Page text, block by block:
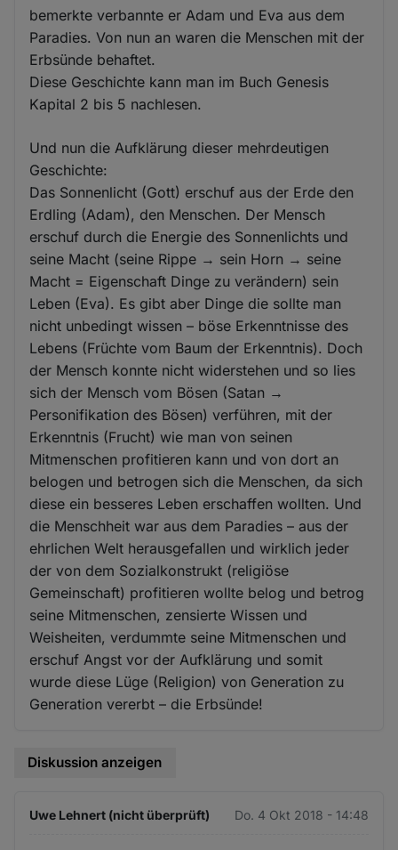
bemerkte verbannte er Adam und Eva aus dem
Paradies. Von nun an waren die Menschen mit der
Erbsünde behaftet.
Diese Geschichte kann man im Buch Genesis
Kapital 2 bis 5 nachlesen.
Und nun die Aufklärung dieser mehrdeutigen
Geschichte:
Das Sonnenlicht (Gott) erschuf aus der Erde den
Erdling (Adam), den Menschen. Der Mensch
erschuf durch die Energie des Sonnenlichts und
seine Macht (seine Rippe → sein Horn → seine
Macht = Eigenschaft Dinge zu verändern) sein
Leben (Eva). Es gibt aber Dinge die sollte man
nicht unbedingt wissen – böse Erkenntnisse des
Lebens (Früchte vom Baum der Erkenntnis). Doch
der Mensch konnte nicht widerstehen und so lies
sich der Mensch vom Bösen (Satan →
Personifikation des Bösen) verführen, mit der
Erkenntnis (Frucht) wie man von seinen
Mitmenschen profitieren kann und von dort an
belogen und betrogen sich die Menschen, da sich
diese ein besseres Leben erschaffen wollten. Und
die Menschheit war aus dem Paradies – aus der
ehrlichen Welt herausgefallen und wirklich jeder
der von dem Sozialkonstrukt (religiöse
Gemeinschaft) profitieren wollte belog und betrog
seine Mitmenschen, zensierte Wissen und
Weisheiten, verdummte seine Mitmenschen und
erschuf Angst vor der Aufklärung und somit
wurde diese Lüge (Religion) von Generation zu
Generation vererbt – die Erbsünde!
Diskussion anzeigen
Uwe Lehnert (nicht überprüft) Do. 4 Okt 2018 - 14:48